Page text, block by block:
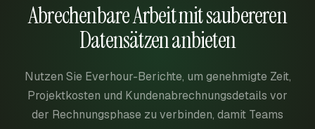
Abrechenbare Arbeit mit saubereren
Datensätzen anbieten
Nutzen Sie Everhour-Berichte, um genehmigte Zeit,
Projektkosten und Kundenabrechnungsdetails vor
der Rechnungsphase zu verbinden, damit Teams